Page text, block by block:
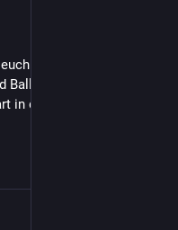
auf die Ohren
in den Freitag ! ->